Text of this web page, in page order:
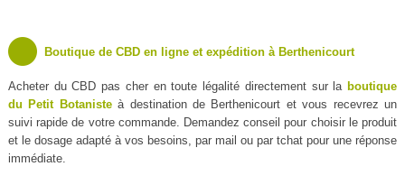
Boutique de CBD en ligne et expédition à Berthenicourt
Acheter du CBD pas cher en toute légalité directement sur la boutique
du Petit Botanisteà destination de Berthenicourt et vous recevrez un
suivi rapide de votre commande. Demandez conseil pour choisir le produit
et le dosage adapté à vos besoins, par mail ou par tchat pour une réponse
immédiate.